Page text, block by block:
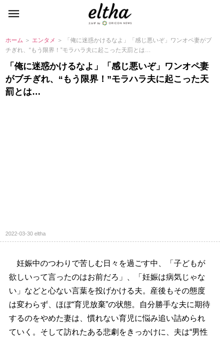
ホーム ＞ エンタメ ＞ 「俺に迷惑かけるなよ」「感じ悪いぞ」ワンオペ妻がブ
チぎれ、“もう限界！”モラハラ夫に起こった天罰とは…
「俺に迷惑かけるなよ」「感じ悪いぞ」ワンオペ妻
がブチぎれ、“もう限界！”モラハラ夫に起こった天
罰とは…
2022-03-30eltha
妊娠中のつわりで苦しむ日々を過ごす中、「子どもが
欲しいって言ったのはお前だろ」、「妊娠は病気じゃな
い」などと心ない言葉を投げかける夫。産後もその態度
は変わらず、ほぼ“育児放棄”の状態。自分勝手な夫に期待
するのをやめた妻は、慣れない育児に悩み追い詰められ
ていく。そして訪れたある悲劇をきっかけに、夫は“男性